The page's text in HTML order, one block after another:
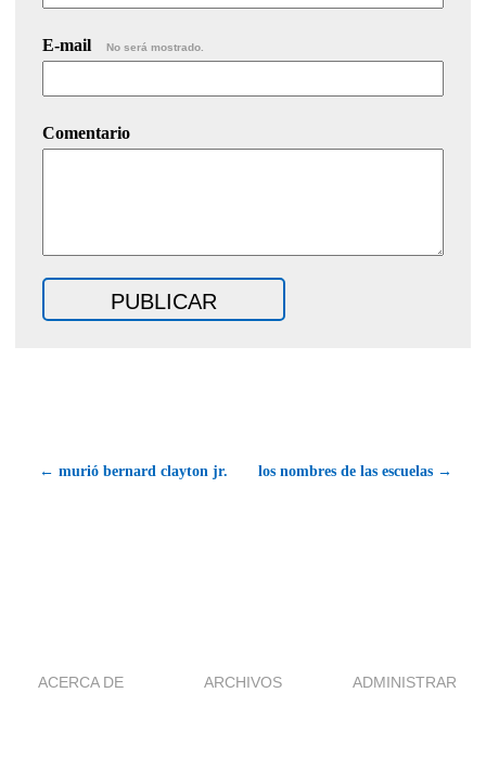
E-mail No será mostrado.
Comentario
← murió bernard clayton jr. los nombres de las escuelas →
ACERCA DE ARCHIVOS ADMINISTRAR